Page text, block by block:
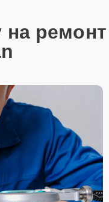
на ремонт